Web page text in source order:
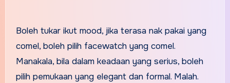
Boleh tukar ikut mood, jika terasa nak pakai yang
comel, boleh pilih facewatch yang comel.
Manakala, bila dalam keadaan yang serius, boleh
pilih pemukaan yang elegant dan formal. Malah.